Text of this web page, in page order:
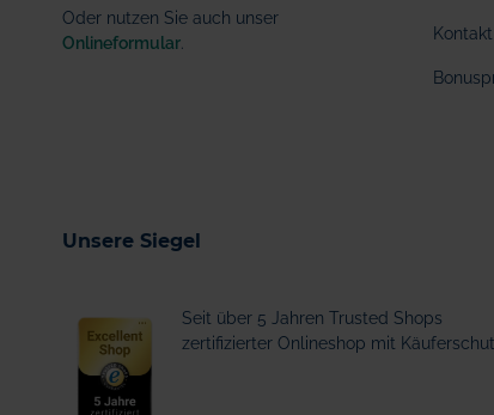
Oder nutzen Sie auch unser
Onlineformular
Kontakt
Unsere Siegel
Seit über 5 Jahren Trusted Shops
zertifizierter Onlineshop mit